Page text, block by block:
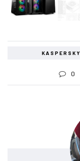
KASPERSKY
0